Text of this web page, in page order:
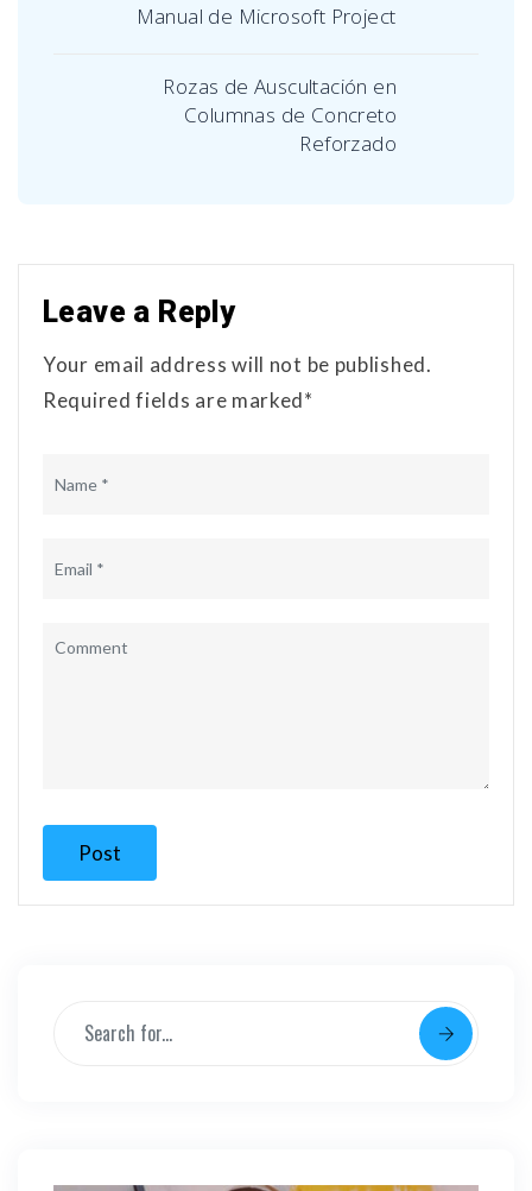
Manual de Microsoft Project
Rozas de Auscultación en
Columnas de Concreto
Reforzado
Leave a Reply
Your email address will not be published.
Required fields are marked*